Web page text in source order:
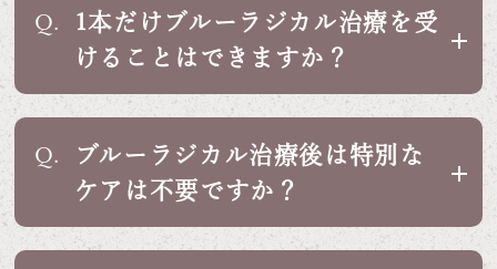
Q.
1本だけブルーラジカル治療を受
けることはできますか？
Q.
ブルーラジカル治療後は特別な
ケアは不要ですか？